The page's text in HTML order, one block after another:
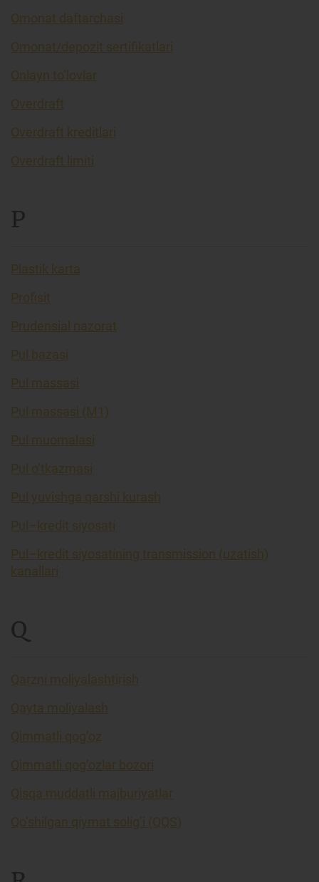
Omonat daftarchasi
Omonat/depozit sertifikatlari
Onlayn to’lovlar
Overdraft
Overdraft kreditlari
Overdraft limiti
P
Plastik karta
Profisit
Prudensial nazorat
Pul bazasi
Pul massasi
Pul massasi (M1)
Pul muomalasi
Pul o’tkazmasi
Pul yuvishga qarshi kurash
Pul–kredit siyosati
Pul–kredit siyosatining transmission (uzatish)
kanallari
Q
Qarzni moliyalashtirish
Qayta moliyalash
Qimmatli qog’oz
Qimmatli qog’ozlar bozori
Qisqa muddatli majburiyatlar
Qo’shilgan qiymat solig’i (QQS)